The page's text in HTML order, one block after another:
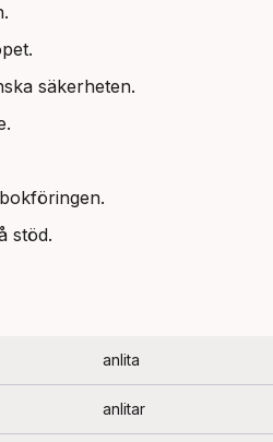
säkerheten.
stöd.
anlita
anlitar